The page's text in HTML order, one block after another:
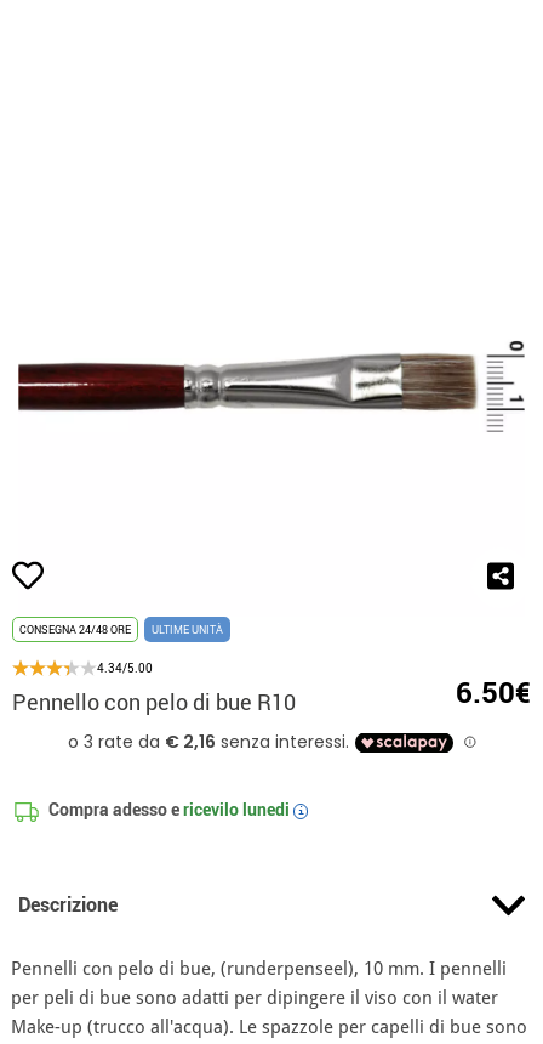
CONSEGNA 24/48 ORE ULTIME UNITÀ
4.34/5.00
Pennello con pelo di bue R10 6.50€
Compra adesso ericevilolunedi i
Descrizione
Pennelli con pelo di bue, (runderpenseel), 10 mm. I pennelli
per peli di bue sono adatti per dipingere il viso con il water
Make-up (trucco all'acqua). Le spazzole per capelli di bue sono